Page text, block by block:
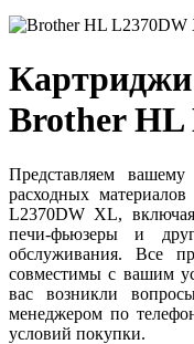
Brother HL
Представляем
расходных
L2370DW XL,
печи-фьюзеры и
обслуживания. Все
совместимы с вашим
вас возникли
менеджером по
условий покупки.